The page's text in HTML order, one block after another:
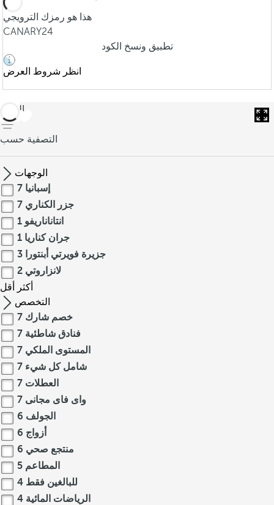
هذا هو رمزك الترويجي
CANARY24
تطبيق ونسخ الكود
انظر شروط العرض
العودة
التصفية حسب
الوجهات
إسبانيا 7
جزر الكناري 7
انتاناناريفو 1
جران كناريا 1
جزيرة فويرتي أبنتورا 3
لانزاروتي 2
أكثر
أقل
التخصص
خصم شارك 7
فنادق شاطئية 7
المستوى الملكي 7
شامل كل شيء 7
العطلات 7
واى فاى مجانى 7
الجولف 6
أزواج 6
منتجع صحي 6
المطاعم 5
للبالغين فقط 4
الرياضات المائية 4